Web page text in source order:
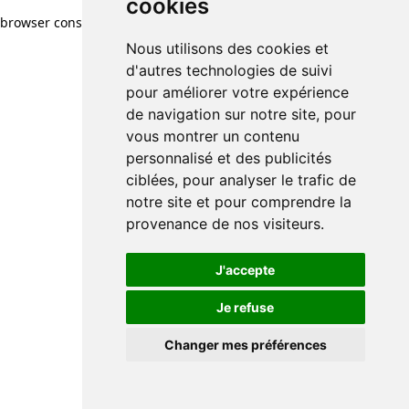
cookies
Nous utilisons des cookies et
d'autres technologies de suivi
pour améliorer votre expérience
de navigation sur notre site, pour
vous montrer un contenu
personnalisé et des publicités
ciblées, pour analyser le trafic de
notre site et pour comprendre la
provenance de nos visiteurs.
J'accepte
Je refuse
Changer mes préférences
browser console for more information)